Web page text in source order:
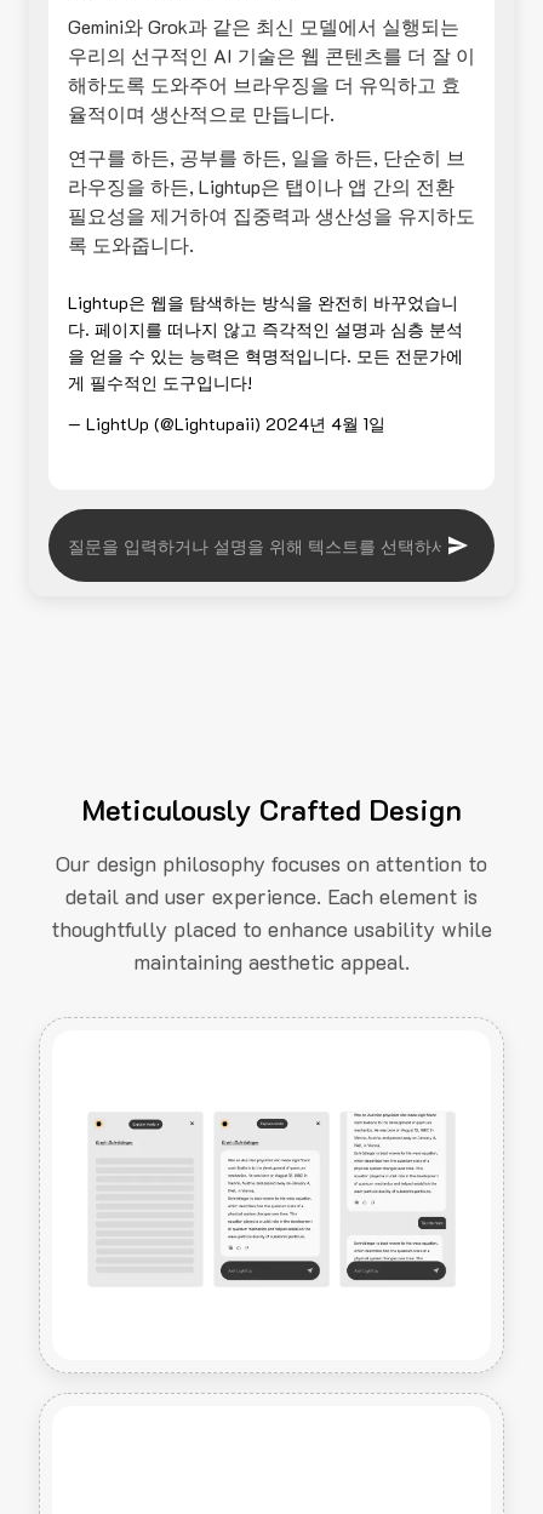
Gemini와 Grok과 같은 최신 모델에서 실행되는
우리의 선구적인 AI 기술은 웹 콘텐츠를 더 잘 이
해하도록 도와주어 브라우징을 더 유익하고 효
율적이며 생산적으로 만듭니다.
연구를 하든, 공부를 하든, 일을 하든, 단순히 브
라우징을 하든, Lightup은 탭이나 앱 간의 전환
필요성을 제거하여 집중력과 생산성을 유지하도
록 도와줍니다.
Lightup은 웹을 탐색하는 방식을 완전히 바꾸었습니
다. 페이지를 떠나지 않고 즉각적인 설명과 심층 분석
을 얻을 수 있는 능력은 혁명적입니다. 모든 전문가에
게 필수적인 도구입니다!
— LightUp (@Lightupaii) 2024년 4월 1일
Meticulously Crafted Design
Our design philosophy focuses on attention to
detail and user experience. Each element is
thoughtfully placed to enhance usability while
maintaining aesthetic appeal.